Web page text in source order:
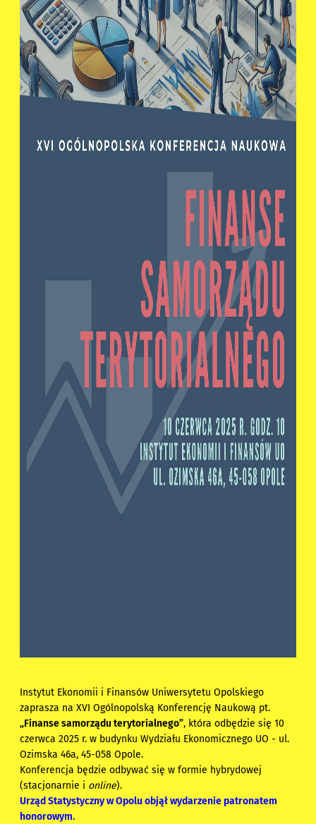
Instytut Ekonomii i Finansów Uniwersytetu Opolskiego
zaprasza na XVI Ogólnopolską Konferencję Naukową pt.
„Finanse samorządu terytorialnego”, która odbędzie się 10
czerwca 2025 r. w budynku Wydziału Ekonomicznego UO - ul.
Ozimska 46a, 45-058 Opole.
Konferencja będzie odbywać się w formie hybrydowej
(stacjonarnie i online).
Urząd Statystyczny w Opolu objął wydarzenie patronatem
honorowym.